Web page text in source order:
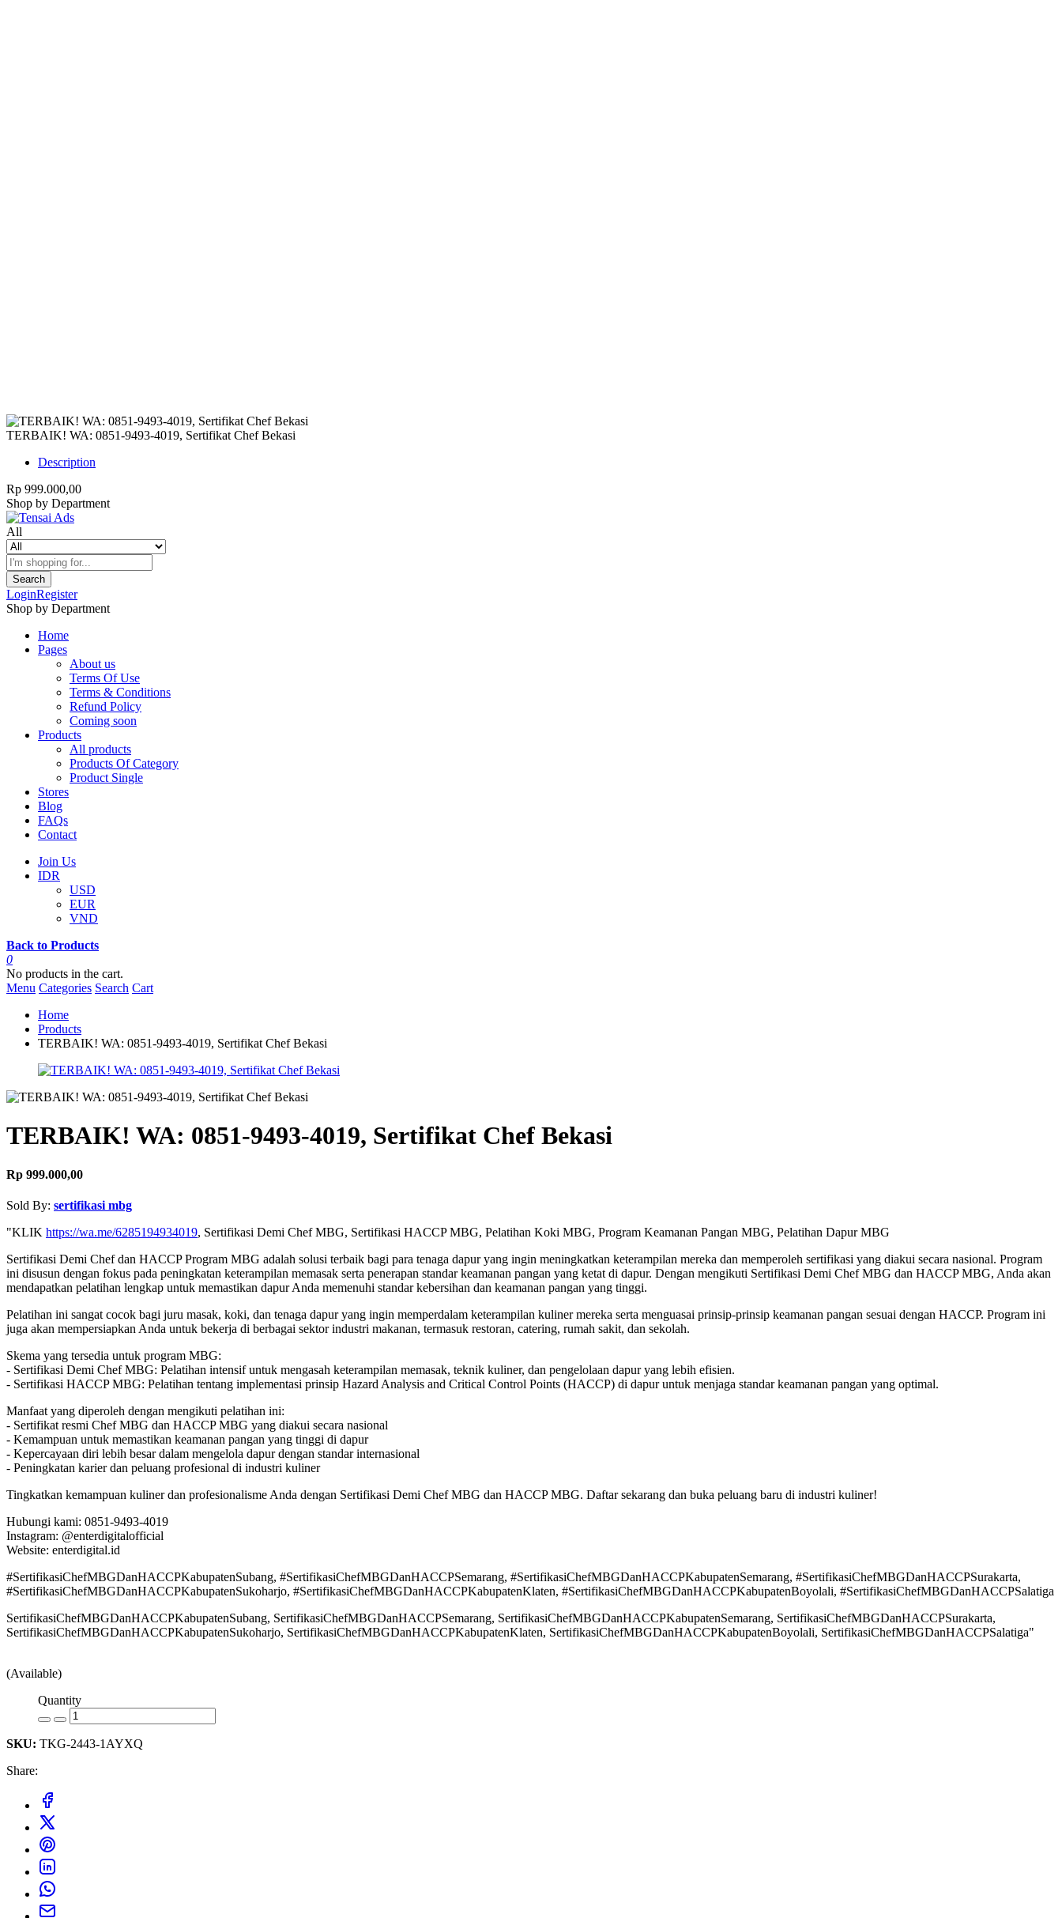
TERBAIK! WA: 0851-9493-4019, Sertifikat Chef Bekasi
Description
Rp 999.000,00
Shop by Department
All
Search
LoginRegister
Shop by Department
Home
Pages
About us
Terms Of Use
Terms & Conditions
Refund Policy
Coming soon
Products
All products
Products Of Category
Product Single
Stores
Blog
FAQs
Contact
Join Us
IDR
USD
EUR
VND
Back to Products
0
No products in the cart.
Menu Categories Search Cart
Home
Products
TERBAIK! WA: 0851-9493-4019, Sertifikat Chef Bekasi
TERBAIK! WA: 0851-9493-4019, Sertifikat Chef Bekasi
Rp 999.000,00
Sold By: sertifikasi mbg
"KLIK https://wa.me/6285194934019, Sertifikasi Demi Chef MBG, Sertifikasi HACCP MBG, Pelatihan Koki MBG, Program Keamanan Pangan MBG, Pelatihan Dapur MBG
Sertifikasi Demi Chef dan HACCP Program MBG adalah solusi terbaik bagi para tenaga dapur yang ingin meningkatkan keterampilan mereka dan memperoleh sertifikasi yang diakui secara nasional. Program
ini disusun dengan fokus pada peningkatan keterampilan memasak serta penerapan standar keamanan pangan yang ketat di dapur. Dengan mengikuti Sertifikasi Demi Chef MBG dan HACCP MBG, Anda akan
mendapatkan pelatihan lengkap untuk memastikan dapur Anda memenuhi standar kebersihan dan keamanan pangan yang tinggi.
Pelatihan ini sangat cocok bagi juru masak, koki, dan tenaga dapur yang ingin memperdalam keterampilan kuliner mereka serta menguasai prinsip-prinsip keamanan pangan sesuai dengan HACCP. Program ini
juga akan mempersiapkan Anda untuk bekerja di berbagai sektor industri makanan, termasuk restoran, catering, rumah sakit, dan sekolah.
Skema yang tersedia untuk program MBG:
- Sertifikasi Demi Chef MBG: Pelatihan intensif untuk mengasah keterampilan memasak, teknik kuliner, dan pengelolaan dapur yang lebih efisien.
- Sertifikasi HACCP MBG: Pelatihan tentang implementasi prinsip Hazard Analysis and Critical Control Points (HACCP) di dapur untuk menjaga standar keamanan pangan yang optimal.
Manfaat yang diperoleh dengan mengikuti pelatihan ini:
- Sertifikat resmi Chef MBG dan HACCP MBG yang diakui secara nasional
- Kemampuan untuk memastikan keamanan pangan yang tinggi di dapur
- Kepercayaan diri lebih besar dalam mengelola dapur dengan standar internasional
- Peningkatan karier dan peluang profesional di industri kuliner
Tingkatkan kemampuan kuliner dan profesionalisme Anda dengan Sertifikasi Demi Chef MBG dan HACCP MBG. Daftar sekarang dan buka peluang baru di industri kuliner!
Hubungi kami: 0851-9493-4019
Instagram: @enterdigitalofficial
Website: enterdigital.id
#SertifikasiChefMBGDanHACCPKabupatenSubang, #SertifikasiChefMBGDanHACCPSemarang, #SertifikasiChefMBGDanHACCPKabupatenSemarang, #SertifikasiChefMBGDanHACCPSurakarta,
#SertifikasiChefMBGDanHACCPKabupatenSukoharjo, #SertifikasiChefMBGDanHACCPKabupatenKlaten, #SertifikasiChefMBGDanHACCPKabupatenBoyolali, #SertifikasiChefMBGDanHACCPSalatiga
SertifikasiChefMBGDanHACCPKabupatenSubang, SertifikasiChefMBGDanHACCPSemarang, SertifikasiChefMBGDanHACCPKabupatenSemarang, SertifikasiChefMBGDanHACCPSurakarta,
SertifikasiChefMBGDanHACCPKabupatenSukoharjo, SertifikasiChefMBGDanHACCPKabupatenKlaten, SertifikasiChefMBGDanHACCPKabupatenBoyolali, SertifikasiChefMBGDanHACCPSalatiga"
(Available)
Quantity
SKU: TKG-2443-1AYXQ
Share: